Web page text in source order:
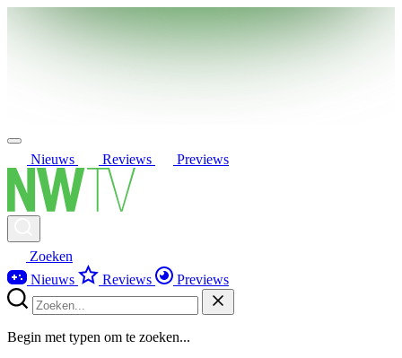
Nieuws Reviews Previews
Zoeken
Nieuws
Reviews Previews
Begin met typen om te zoeken...